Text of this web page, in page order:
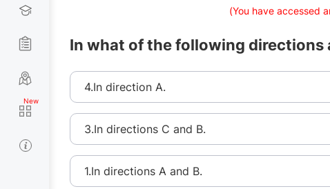
(You have accessed
In what of the following directions
4.In direction A.
3.In directions C and B.
1.In directions A and B.